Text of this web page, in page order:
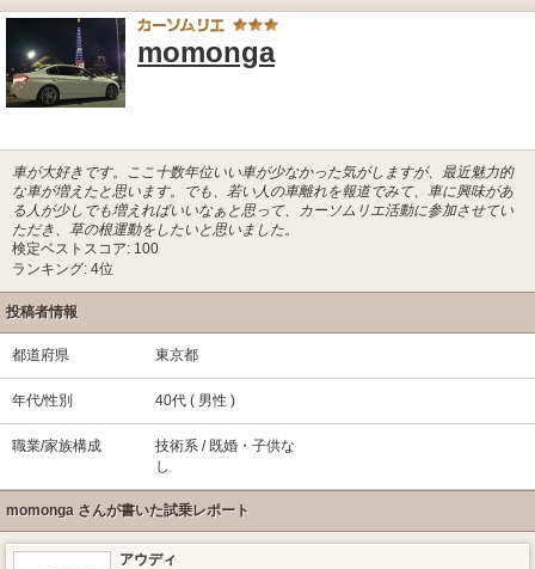
momonga
車が大好きです。ここ十数年位いい車が少なかった気がしますが、最近魅力的
な車が増えたと思います。でも、若い人の車離れを報道でみて、車に興味があ
る人が少しでも増えればいいなぁと思って、カーソムリエ活動に参加させてい
ただき、草の根運動をしたいと思いました。
検定ベストスコア: 100
ランキング: 4位
投稿者情報
都道府県 東京都
年代/性別 40代 ( 男性 )
職業/家族構成
技術系 / 既婚・子供な
し
momonga さんが書いた試乗レポート
アウディ